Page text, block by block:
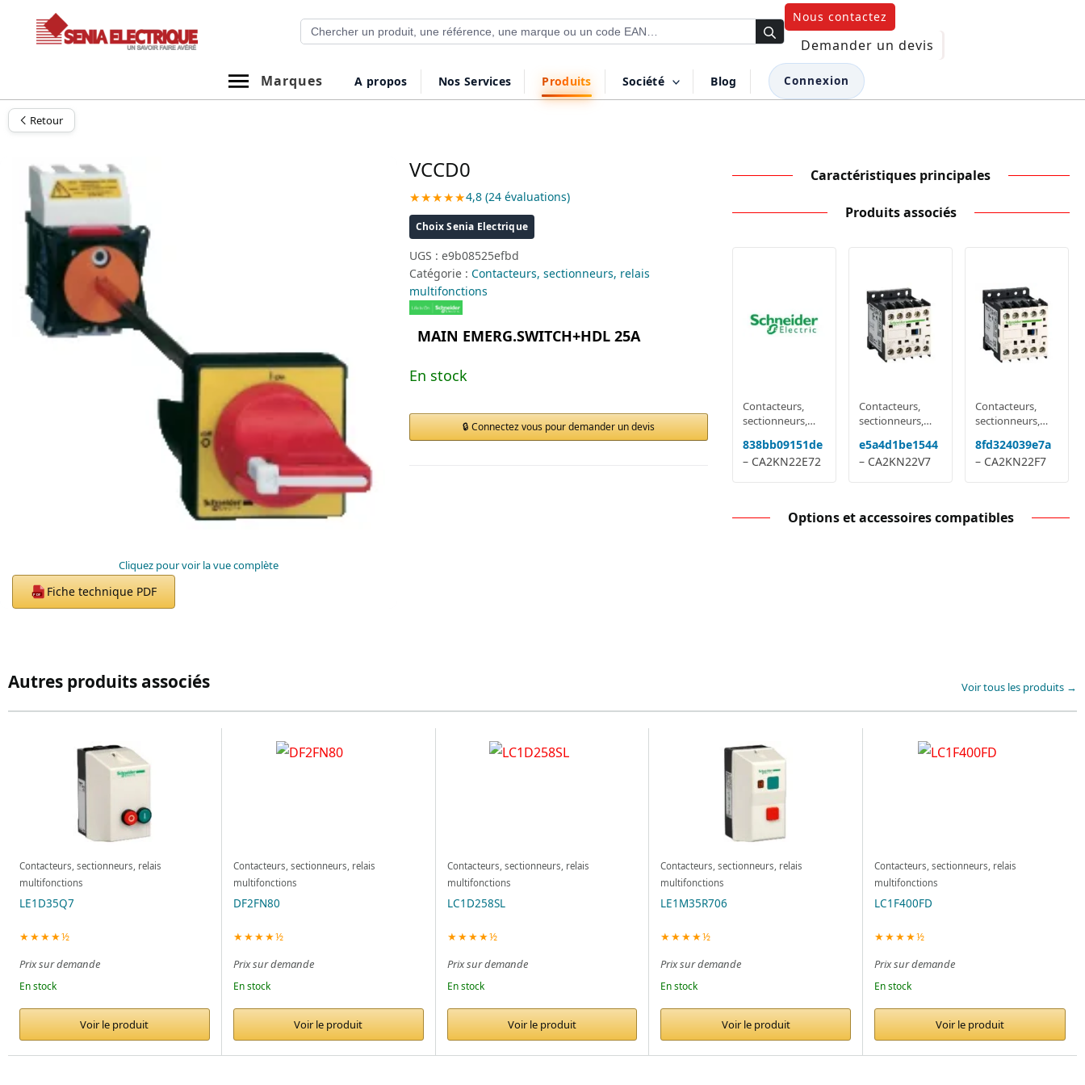
Recherche de produits
Nous contactez
Demander un devis
Marques
A propos Nos Services Produits Société Blog Connexion
Retour
Cliquez pour voir la vue complète
PDF Fiche technique PDF
VCCD0
★★★★★4,8 (24 évaluations)
Choix Senia Electrique
UGS : e9b08525efbd
Catégorie : Contacteurs, sectionneurs, relais
multifonctions
MAIN EMERG.SWITCH+HDL 25A
En stock
Connectez vous pour demander un devis
Caractéristiques principales
Produits associés
Contacteurs,
sectionneurs,
multifonctions
838bb09151de
– CA2KN22E72
Contacteurs,
sectionneurs,
multifonctions
e5a4d1be1544
– CA2KN22V7
Contacteurs,
sectionneurs,
multifonctions
8fd324039e7a
– CA2KN22F7
Options et accessoires compatibles
Autres produits associés Voir tous les produits →
Contacteurs, sectionneurs, relais
multifonctions
LE1D35Q7
★★★★½
Prix sur demande
En stock
Voir le produit
Contacteurs, sectionneurs, relais
multifonctions
DF2FN80
★★★★½
Prix sur demande
En stock
Voir le produit
Contacteurs, sectionneurs, relais
multifonctions
LC1D258SL
★★★★½
Prix sur demande
En stock
Voir le produit
Contacteurs, sectionneurs, relais
multifonctions
LE1M35R706
★★★★½
Prix sur demande
En stock
Voir le produit
Contacteurs, sectionneurs, relais
multifonctions
LC1F400FD
★★★★½
Prix sur demande
En stock
Voir le produit